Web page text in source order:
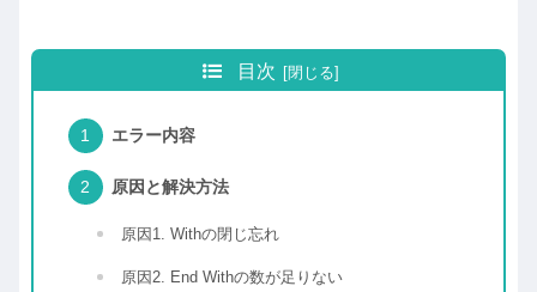
目次
エラー内容
原因と解決方法
原因1. Withの閉じ忘れ
原因2. End Withの数が足りない